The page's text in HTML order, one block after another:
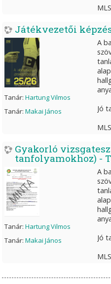
Játékvezetői
A
Jó
Tanár:Hartung Vilmos
Tanár:Makai János
Gyakorló
tanfolyamokhoz) -
A
Jó
Tanár:Hartung Vilmos
Tanár:Makai János